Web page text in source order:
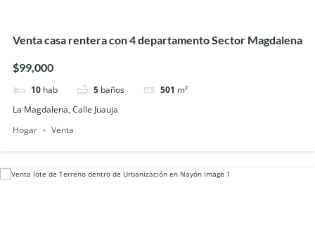
Venta casa rentera con 4 departamento Sector Magdalena
$99,000
10 hab 5 baños 501 m²
La Magdalena, Calle Juauja
Hogar
Venta